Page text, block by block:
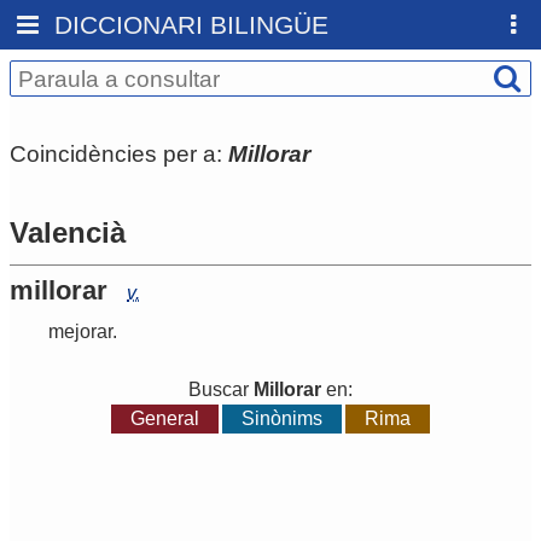
DICCIONARI BILINGÜE
Coincidències per a: Millorar
Valencià
millorar
v.
mejorar.
Buscar Millorar en:
General
Sinònims Rima